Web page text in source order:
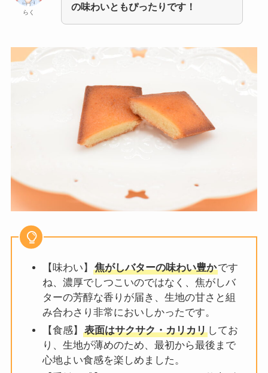
らく
の味わいともぴったりです！
【味わい】 焦がしバターの味わい豊かです
ね、濃厚でしつこいのではなく、焦がしバ
ターの芳醇な香りが届き、生地の甘さと組
み合わさり非常においしかったです。
【食感】
表面はサクサク・カリカリしてお
り、生地が薄めのため、最初から最後まで
心地よい食感を楽しめました。